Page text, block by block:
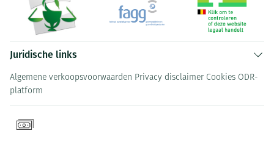
Juridische links
Algemene verkoopsvoorwaarden Privacy disclaimer Cookies ODR-
platform